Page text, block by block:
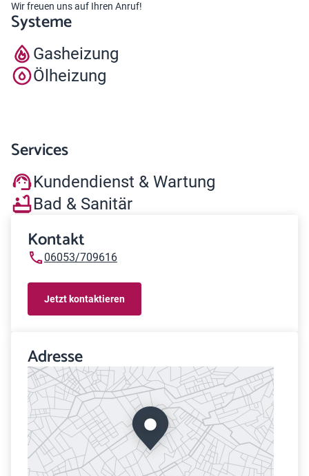
Wir freuen uns auf Ihren Anruf!
Systeme
Gasheizung
Ölheizung
Services
Kundendienst & Wartung
Bad & Sanitär
Kontakt
06053/709616
Jetzt kontaktieren
Adresse